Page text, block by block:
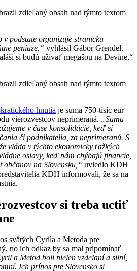
zdieľaný obsah nad týmto textom
v podstate organizuje stranícku
peniaze,“ vyhlásil Gábor Grendel.
si budú užívať megašou na Devíne,“
zdieľaný obsah nad týmto textom
hnutia je suma 750-tisíc eur
vierozvestcov neprimeraná.
„Sumu
v čase konsolidácie, keď si
či podnikatelia, za neprimeranú. S
vláda v týchto ekonomicky ťažkých
oslavy, keď nám chýbajú financie,
občanov na Slovensku,“ uviedlo KDH
KDH informovali, že sa na
si treba uctiť
svätých Cyrila a Metoda pre
no ich odkaz by sa mal pripomínať
a Metod boli nielen vzdelaní a silní,
Ich prínos pre Slovensko si